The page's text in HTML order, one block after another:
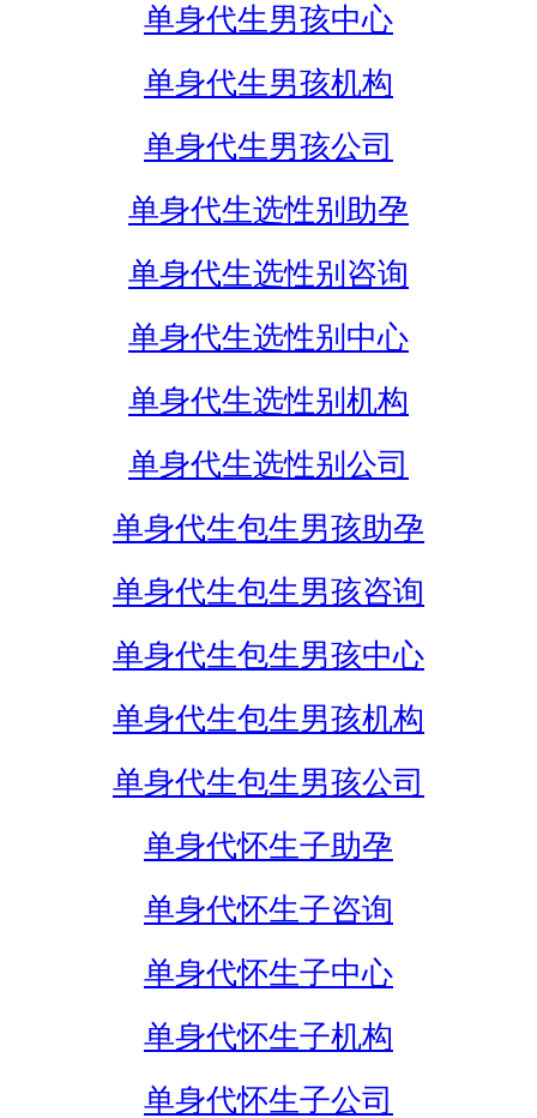
单身代生男孩中心
单身代生男孩机构
单身代生男孩公司
单身代生选性别助孕
单身代生选性别咨询
单身代生选性别中心
单身代生选性别机构
单身代生选性别公司
单身代生包生男孩助孕
单身代生包生男孩咨询
单身代生包生男孩中心
单身代生包生男孩机构
单身代生包生男孩公司
单身代怀生子助孕
单身代怀生子咨询
单身代怀生子中心
单身代怀生子机构
单身代怀生子公司